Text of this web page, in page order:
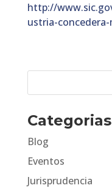
http://
ustria-
Categorias
Blog
Eventos
Jurisprudencia